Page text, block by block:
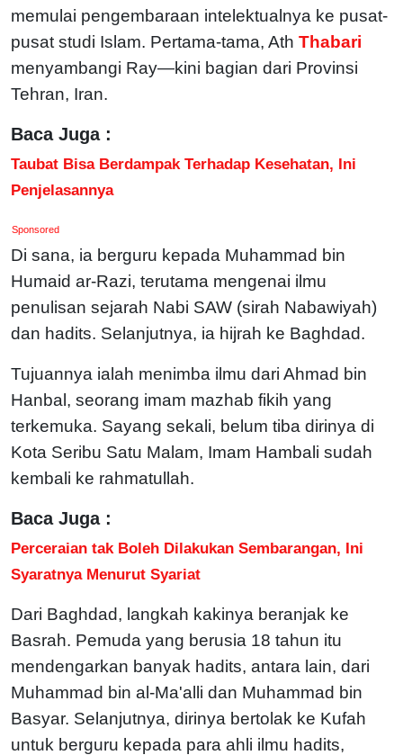
memulai pengembaraan intelektualnya ke pusat-
pusat studi Islam. Pertama-tama, Ath Thabari
menyambangi Ray—kini bagian dari Provinsi
Tehran, Iran.
Baca Juga :
Taubat Bisa Berdampak Terhadap Kesehatan, Ini
Penjelasannya
Sponsored
Di sana, ia berguru kepada Muhammad bin
Humaid ar-Razi, terutama mengenai ilmu
penulisan sejarah Nabi SAW (sirah Nabawiyah)
dan hadits. Selanjutnya, ia hijrah ke Baghdad.
Tujuannya ialah menimba ilmu dari Ahmad bin
Hanbal, seorang imam mazhab fikih yang
terkemuka. Sayang sekali, belum tiba dirinya di
Kota Seribu Satu Malam, Imam Hambali sudah
kembali ke rahmatullah.
Baca Juga :
Perceraian tak Boleh Dilakukan Sembarangan, Ini
Syaratnya Menurut Syariat
Dari Baghdad, langkah kakinya beranjak ke
Basrah. Pemuda yang berusia 18 tahun itu
mendengarkan banyak hadits, antara lain, dari
Muhammad bin al-Ma'alli dan Muhammad bin
Basyar. Selanjutnya, dirinya bertolak ke Kufah
untuk berguru kepada para ahli ilmu hadits,